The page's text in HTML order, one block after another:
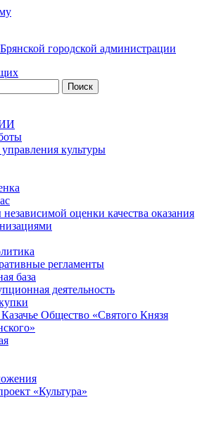
городской администрации
Поиск
культуры
независимой оценки качества оказания
регламенты
база
деятельность
Общество «Святого Князя
«Культура»